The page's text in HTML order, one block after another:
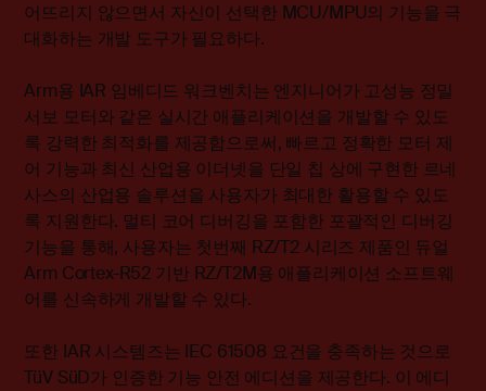
어뜨리지 않으면서 자신이 선택한 MCU/MPU의 기능을 극
대화하는 개발 도구가 필요하다.
Arm용 IAR 임베디드 워크벤치는 엔지니어가 고성능 정밀
서보 모터와 같은 실시간 애플리케이션을 개발할 수 있도
록 강력한 최적화를 제공함으로써, 빠르고 정확한 모터 제
어 기능과 최신 산업용 이더넷을 단일 칩 상에 구현한 르네
사스의 산업용 솔루션을 사용자가 최대한 활용할 수 있도
록 지원한다. 멀티 코어 디버깅을 포함한 포괄적인 디버깅
기능을 통해, 사용자는 첫번째 RZ/T2 시리즈 제품인 듀얼
Arm Cortex-R52 기반 RZ/T2M용 애플리케이션 소프트웨
어를 신속하게 개발할 수 있다.
또한 IAR 시스템즈는 IEC 61508 요건을 충족하는 것으로
TüV SüD가 인증한 기능 안전 에디션을 제공한다. 이 에디